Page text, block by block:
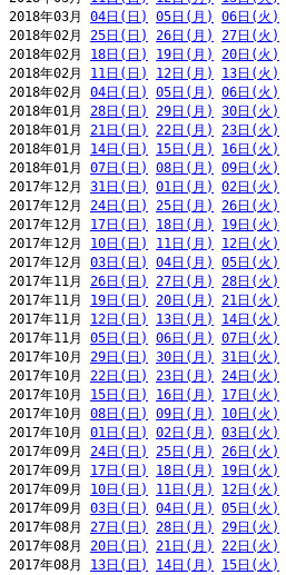
2018年03月 04日(日) 05日(月) 06日(火)
2018年02月 25日(日) 26日(月) 27日(火)
2018年02月 18日(日) 19日(月) 20日(火)
2018年02月 11日(日) 12日(月) 13日(火)
2018年02月 04日(日) 05日(月) 06日(火)
2018年01月 28日(日) 29日(月) 30日(火)
2018年01月 21日(日) 22日(月) 23日(火)
2018年01月 14日(日) 15日(月) 16日(火)
2018年01月 07日(日) 08日(月) 09日(火)
2017年12月 31日(日) 01日(月) 02日(火)
2017年12月 24日(日) 25日(月) 26日(火)
2017年12月 17日(日) 18日(月) 19日(火)
2017年12月 10日(日) 11日(月) 12日(火)
2017年12月 03日(日) 04日(月) 05日(火)
2017年11月 26日(日) 27日(月) 28日(火)
2017年11月 19日(日) 20日(月) 21日(火)
2017年11月 12日(日) 13日(月) 14日(火)
2017年11月 05日(日) 06日(月) 07日(火)
2017年10月 29日(日) 30日(月) 31日(火)
2017年10月 22日(日) 23日(月) 24日(火)
2017年10月 15日(日) 16日(月) 17日(火)
2017年10月 08日(日) 09日(月) 10日(火)
2017年10月 01日(日) 02日(月) 03日(火)
2017年09月 24日(日) 25日(月) 26日(火)
2017年09月 17日(日) 18日(月) 19日(火)
2017年09月 10日(日) 11日(月) 12日(火)
2017年09月 03日(日) 04日(月) 05日(火)
2017年08月 27日(日) 28日(月) 29日(火)
2017年08月 20日(日) 21日(月) 22日(火)
2017年08月 13日(日) 14日(月) 15日(火)